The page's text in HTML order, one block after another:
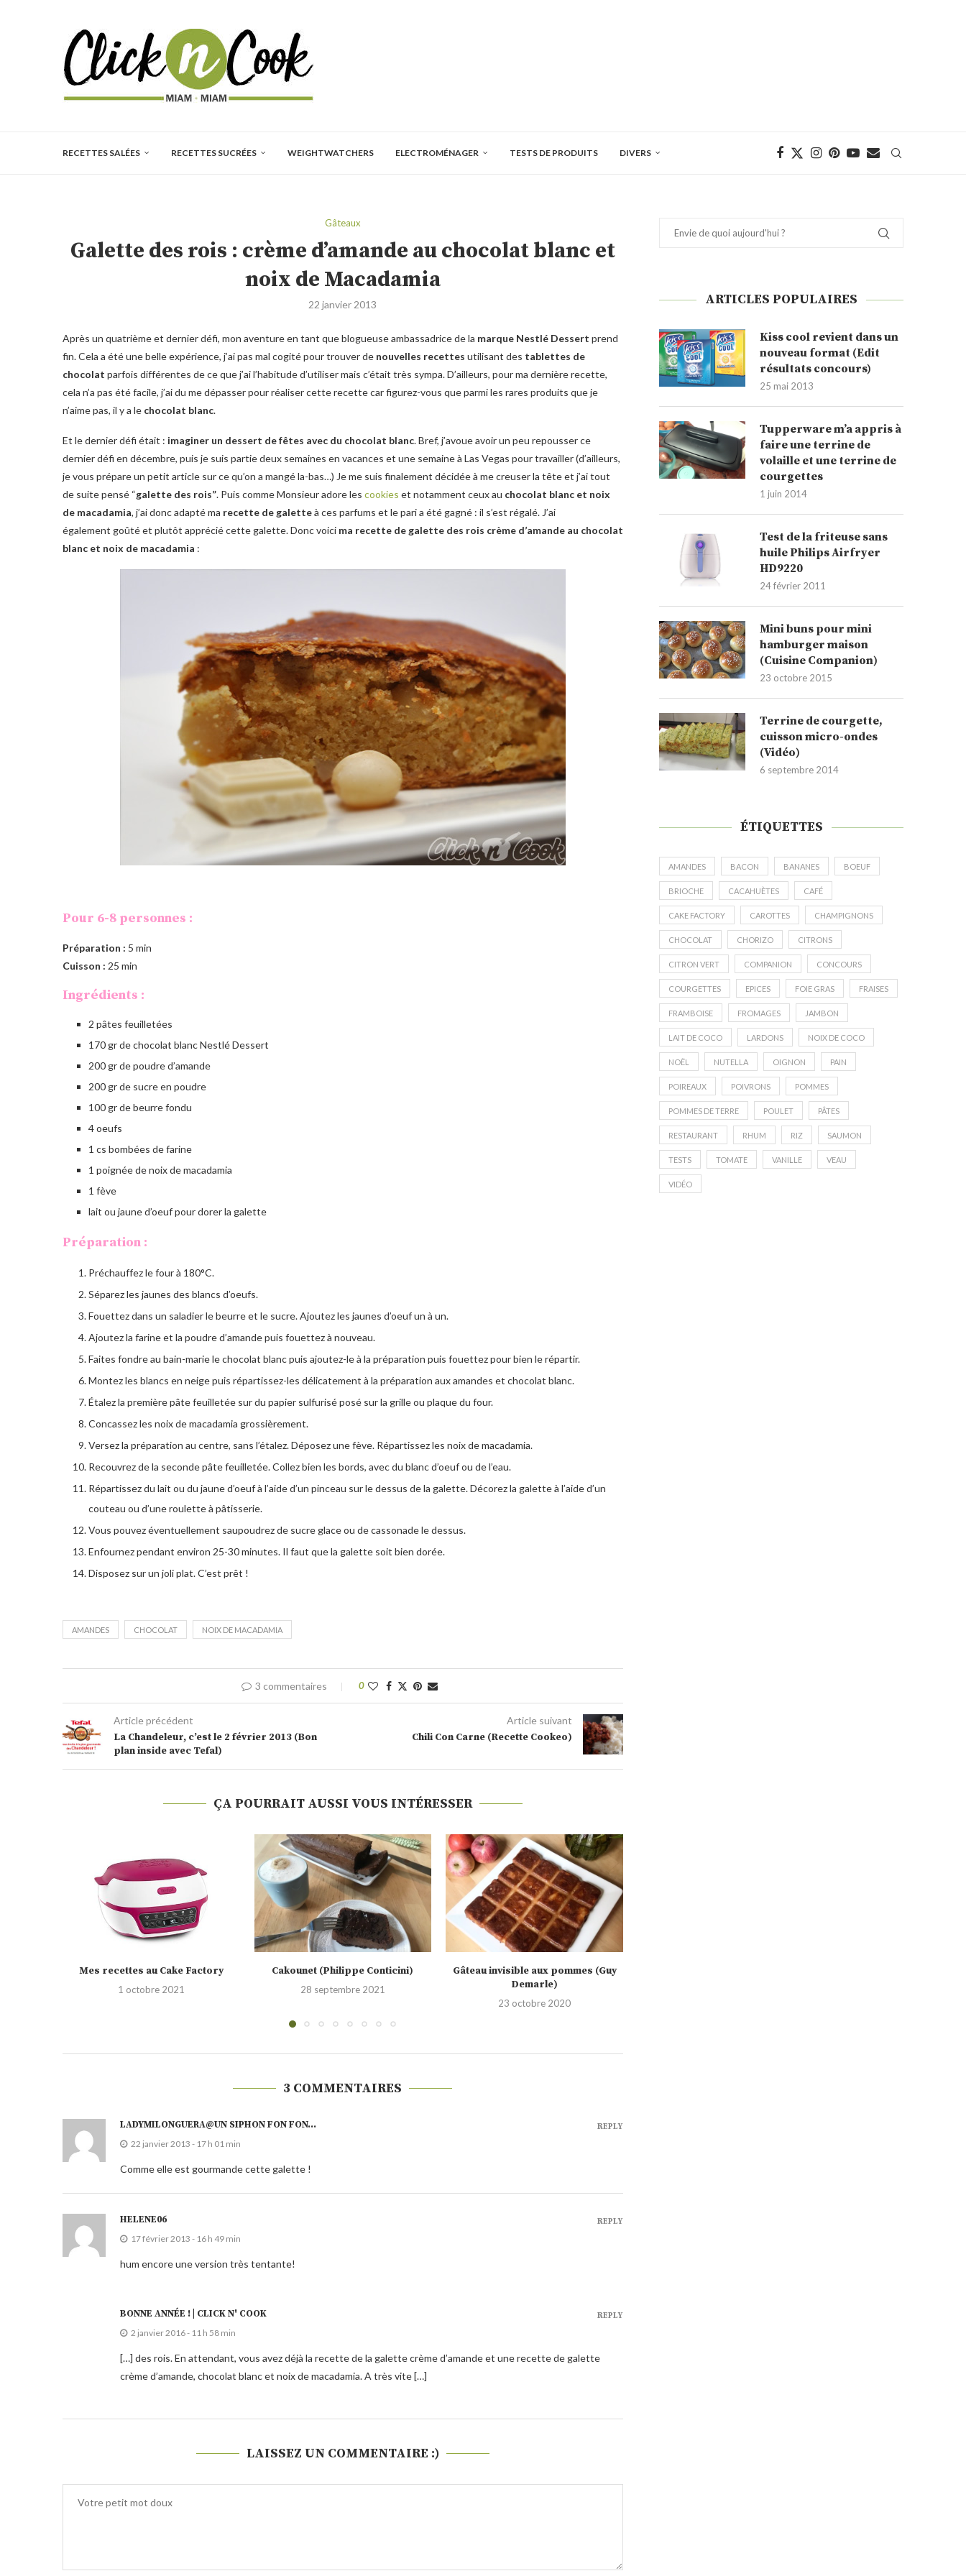
RECETTES SALÉES RECETTES SUCRÉES WEIGHTWATCHERS ELECTROMÉNAGER TESTS DE PRODUITS DIVERS
Gâteaux
Galette des rois : crème d’amande au chocolat blanc et
noix de Macadamia
22 janvier 2013
Après un quatrième et dernier défi, mon aventure en tant que blogueuse ambassadrice de la marque Nestlé Dessert prend
fin. Cela a été une belle expérience, j’ai pas mal cogité pour trouver de nouvelles recettes utilisant des tablettes de
chocolat parfois différentes de ce que j’ai l’habitude d’utiliser mais c’était très sympa. D’ailleurs, pour ma dernière recette,
cela n’a pas été facile, j’ai du me dépasser pour réaliser cette recette car figurez-vous que parmi les rares produits que je
n’aime pas, il y a le chocolat blanc.
Et le dernier défi était : imaginer un dessert de fêtes avec du chocolat blanc. Bref, j’avoue avoir un peu repousser ce
dernier défi en décembre, puis je suis partie deux semaines en vacances et une semaine à Las Vegas pour travailler (d’ailleurs,
je vous prépare un petit article sur ce qu’on a mangé la-bas…) Je me suis finalement décidée à me creuser la tête et j’ai tout
de suite pensé “galette des rois”. Puis comme Monsieur adore les cookies et notamment ceux au chocolat blanc et noix
de macadamia, j’ai donc adapté ma recette de galetteà ces parfums et le pari a été gagné : il s’est régalé. J’ai
également goûté et plutôt apprécié cette galette. Donc voici ma recette de galette des rois crème d’amande au chocolat
blanc et noix de macadamia :
Pour 6-8 personnes :
Préparation : 5 min
Cuisson : 25 min
Ingrédients :
2 pâtes feuilletées
170 gr de chocolat blanc Nestlé Dessert
200 gr de poudre d’amande
200 gr de sucre en poudre
100 gr de beurre fondu
4 oeufs
1 cs bombées de farine
1 poignée de noix de macadamia
1 fève
lait ou jaune d’oeuf pour dorer la galette
Préparation :
Préchauffez le four à 180°C.
Séparez les jaunes des blancs d’oeufs.
Fouettez dans un saladier le beurre et le sucre. Ajoutez les jaunes d’oeuf un à un.
Ajoutez la farine et la poudre d’amande puis fouettez à nouveau.
Faites fondre au bain-marie le chocolat blanc puis ajoutez-le à la préparation puis fouettez pour bien le répartir.
Montez les blancs en neige puis répartissez-les délicatement à la préparation aux amandes et chocolat blanc.
Étalez la première pâte feuilletée sur du papier sulfurisé posé sur la grille ou plaque du four.
Concassez les noix de macadamia grossièrement.
Versez la préparation au centre, sans l’étalez. Déposez une fève. Répartissez les noix de macadamia.
Recouvrez de la seconde pâte feuilletée. Collez bien les bords, avec du blanc d’oeuf ou de l’eau.
Répartissez du lait ou du jaune d’oeuf à l’aide d’un pinceau sur le dessus de la galette. Décorez la galette à l’aide d’un
couteau ou d’une roulette à pâtisserie.
Vous pouvez éventuellement saupoudrez de sucre glace ou de cassonade le dessus.
Enfournez pendant environ 25-30 minutes. Il faut que la galette soit bien dorée.
Disposez sur un joli plat. C’est prêt !
AMANDES CHOCOLAT NOIX DE MACADAMIA
3 commentaires 0
Article précédent
La Chandeleur, c’est le 2 février 2013 (Bon
plan inside avec Tefal)
Article suivant
Chili Con Carne (Recette Cookeo)
ÇA POURRAIT AUSSI VOUS INTÉRESSER
Cakounet (Philippe Conticini)
28 septembre 2021
Gâteau invisible aux pommes (Guy
Demarle)
Gâteau basque
29 septembre 2020
3 COMMENTAIRES
LADYMILONGUERA@UN SIPHON FON FON...
22 janvier 2013 - 17 h 01 min
Comme elle est gourmande cette galette !
REPLY
HELENE06
17 février 2013 - 16 h 49 min
hum encore une version très tentante!
REPLY
BONNE ANNÉE ! | CLICK N' COOK
2 janvier 2016 - 11 h 58 min
[…] des rois. En attendant, vous avez déjà la recette de la galette crème d’amande et une recette de galette
crème d’amande, chocolat blanc et noix de macadamia. A très vite […]
REPLY
LAISSEZ UN COMMENTAIRE :)
ARTICLES POPULAIRES
Kiss cool revient dans un
nouveau format (Edit
résultats concours)
25 mai 2013
Tupperware m’a appris à
faire une terrine de
volaille et une terrine de
courgettes
1 juin 2014
Test de la friteuse sans
huile Philips Airfryer
HD9220
24 février 2011
Mini buns pour mini
hamburger maison
(Cuisine Companion)
23 octobre 2015
Terrine de courgette,
cuisson micro-ondes
(Vidéo)
6 septembre 2014
ÉTIQUETTES
AMANDES BACON BANANES BOEUF
BRIOCHE CACAHUÈTES CAFÉ
CAKE FACTORY CAROTTES CHAMPIGNONS
CHOCOLAT CHORIZO CITRONS
CITRON VERT COMPANION CONCOURS
COURGETTES EPICES FOIE GRAS FRAISES
FRAMBOISE FROMAGES JAMBON
LAIT DE COCO LARDONS NOIX DE COCO
NOËL NUTELLA OIGNON PAIN
POIREAUX POIVRONS POMMES
POMMES DE TERRE POULET PÂTES
RESTAURANT RHUM RIZ SAUMON
TESTS TOMATE VANILLE VEAU
VIDÉO